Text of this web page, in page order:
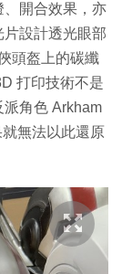
、開合效果，亦
設計透光眼部
頭盔上的碳纖
打印技術不是
角色 Arkham
無法以此還原